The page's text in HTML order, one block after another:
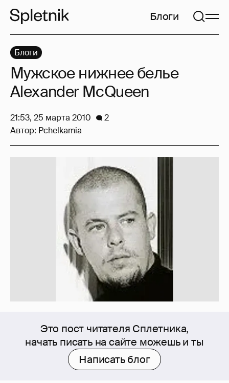
Блоги
Это пост читателя Сплетника,
начать писать на сайте можешь и ты
Написать блог
Блоги
Мужское нижнее белье
Alexander McQueen
21:53, 25 марта 2010
2
Автор: Pchelkamia